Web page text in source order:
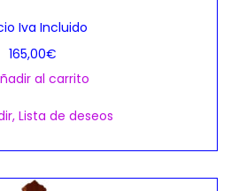
Iva Incluido
165,00€
al carrito
Lista de deseos